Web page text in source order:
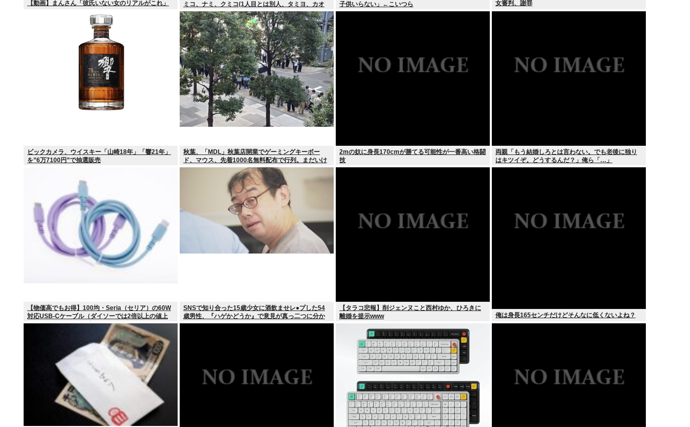
【動画】まんさん「彼氏いない女のリアルがこれ」
ミコ、ナミ、クミコ(1人目とは別人、タミヨ、カオ
リ、ユカリ…」
子供いらない」←こいつら 女審判、謝罪
ビックカメラ、ウイスキー「山崎18年」「響21年」
を”6万7100円”で抽選販売
秋葉、「MDL」秋葉店開業でゲーミングキーボー
ド、マウス、先着1000名無料配布で行列。まだいけ
るぞ急げ!!
2mの奴に身長170cmが勝てる可能性が一番高い格闘
技
両親「もう結婚しろとは言わない。でも老後に独り
はキツイぞ。どうするんだ？」俺ら「…」
【物価高でもお得】100均・Seria（セリア）の60W
対応USB-Cケーブル（ダイソーでは2倍以上の値上
げ）セリアは110円で売る
SNSで知り合った15歳少女に酒飲ませレ●プした54
歳男性、『ハゲかどうか』で意見が真っ二つに分か
れる
【タラコ悲報】削ジェンヌこと西村ゆか、ひろきに
離婚を提示www
俺は身長165センチだけどそんなに低くないよね？